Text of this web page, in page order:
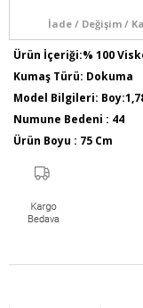
İade / Değişim /
Ürün İçeriği:% 100
Kumaş Türü: Dokuma
Model Bilgileri:
Numune Bedeni : 44
Ürün Boyu : 75 Cm